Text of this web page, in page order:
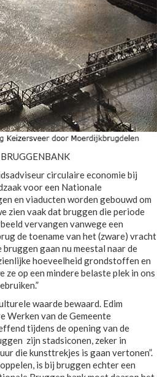
circulaire economie bij
voor een Nationale
en viaducten worden gebouwd om
zien vaak dat bruggen die periode
vervangen vanwege een
de toename van het (zware) vracht
gaan nu meestal naar de
hoeveelheid grondstoffen en
op een mindere belaste plek in ons
waarde bewaard. Edim
Werken van de Gemeente
tijdens de opening van de
zijn stadsiconen, zeker in
die kunsttrekjes is gaan vertonen”.
is bij bruggen echter een